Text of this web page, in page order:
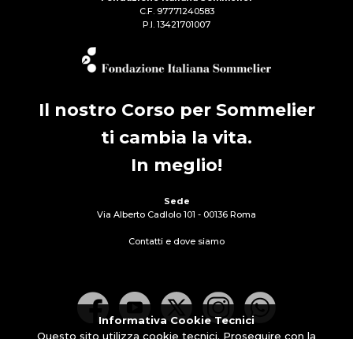
C.F. 97771240583
P.I. 13421701007
Il nostro Corso per Sommelier
ti cambia la vita.
In meglio!
Sede
Via Alberto Cadlolo 101 - 00136 Roma
Contatti e dove siamo
Informativa Cookie Tecnici
Questo sito utilizza cookie tecnici. Proseguire con la